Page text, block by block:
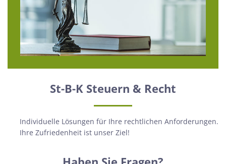
St-B-K Steuern & Recht
Individuelle Lösungen für Ihre rechtlichen Anforderungen.
Ihre Zufriedenheit ist unser Ziel!